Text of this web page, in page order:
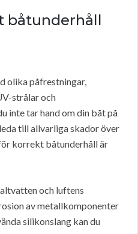
båtunderhåll
olika påfrestningar,
strålar och
inte tar hand om din båt på
till allvarliga skador över
korrekt båtunderhåll är
och luftens
av metallkomponenter
silikonslang kan du